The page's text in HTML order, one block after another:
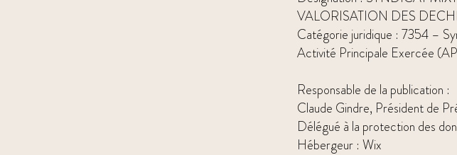
VALORISATION DES
Catégorie juridique : 7354 –
Activité Principale Exercée
Responsable de la publication :
Claude Gindre, Président de
Délégué à la protection des
Hébergeur : Wix